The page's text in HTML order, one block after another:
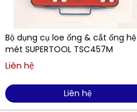
Bộ dụng cụ loe ống & cắt ống hệ
mét SUPERTOOL TSC457M
Liên hệ
Liên hệ